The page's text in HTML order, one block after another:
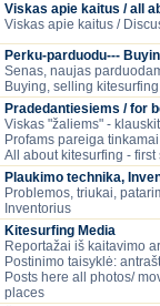
Viskas apie kaitus / all
Viskas apie kaitus /
Perku-parduodu---
Senas, naujas
Buying, selling
Pradedantiesiems / for
Viskas "žaliems" -
Profams pareiga
All about kitesurfing - first
Plaukimo technika,
Problemos, triukai,
Inventorius
Kitesurfing Media
Reportažai iš kaitavimo
Postinimo taisyklė:
Posts here all photos/
places